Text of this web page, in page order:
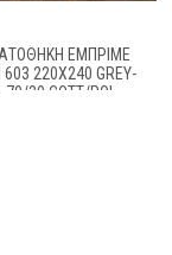
ΕΜΠΡΙΜΈ
220X240 GREY-
70/30 COTT/POL